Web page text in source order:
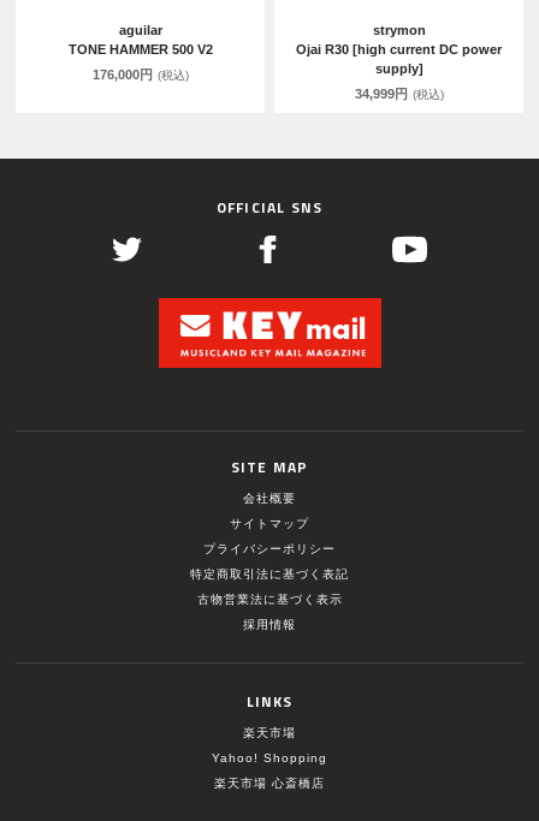
aguilar
TONE HAMMER 500 V2
176,000円 (税込)
strymon
Ojai R30 [high current DC power
supply]
34,999円 (税込)
OFFICIAL SNS
SITE MAP
会社概要
サイトマップ
プライバシーポリシー
特定商取引法に基づく表記
古物営業法に基づく表示
採用情報
LINKS
楽天市場
Yahoo! Shopping
楽天市場 心斎橋店